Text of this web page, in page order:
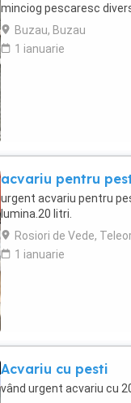
minciog pescaresc
Buzau, Buzau
1 ianuarie
acvariu pentru
urgent acvariu pentru
lumina.20 litri.
Rosiori de Vede,
1 ianuarie
Acvariu cu pesti
vând urgent acvariu cu